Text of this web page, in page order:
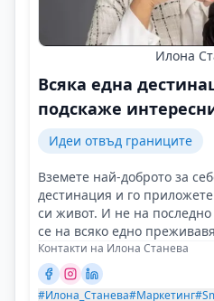
Илона
Всяка една
подскаже
Идеи отвъд границите
Вземете най-доброто за
дестинация и го
си живот. И не на последно място – наслаждавайте
се на всяко едно
Контакти на Илона Станева
#Илона_Станева#Маркетинг